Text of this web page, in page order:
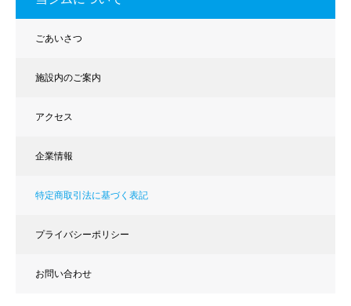
ごあいさつ
施設内のご案内
アクセス
企業情報
特定商取引法に基づく表記
プライバシーポリシー
お問い合わせ